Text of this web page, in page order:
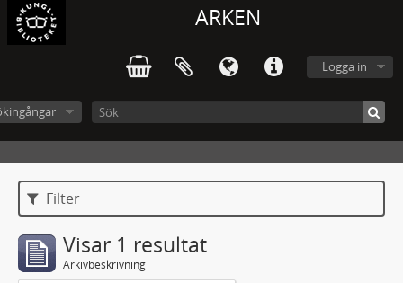
ARKEN
Logga in
Filter
Visar 1 resultat
Arkivbeskrivning